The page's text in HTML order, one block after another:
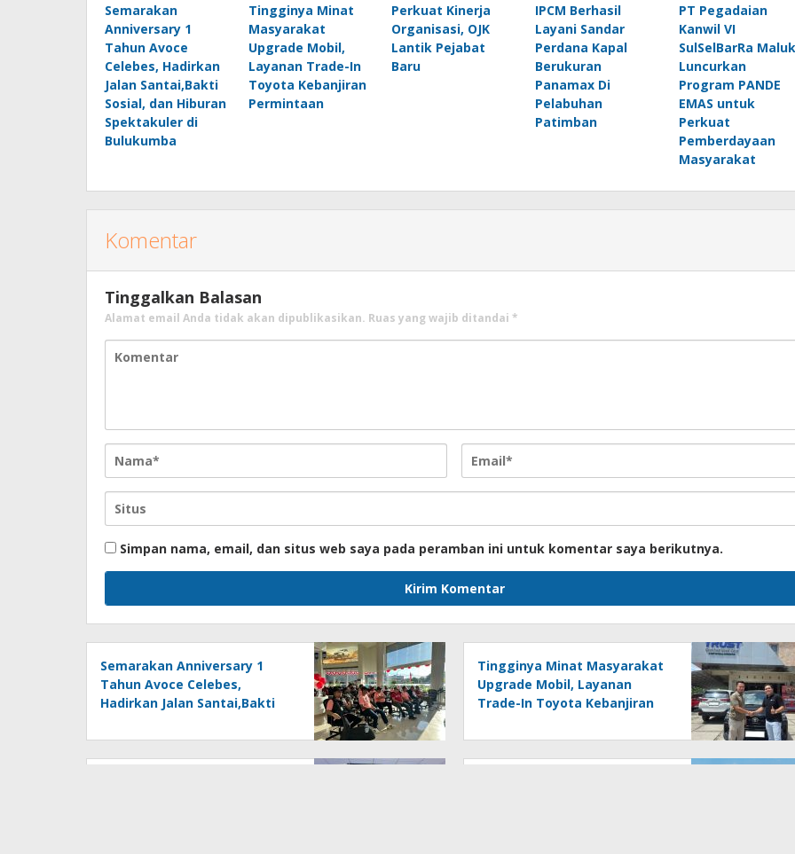
Semarakan
Anniversary 1
Tahun Avoce
Celebes, Hadirkan
Jalan Santai,Bakti
Sosial, dan Hiburan
Spektakuler di
Bulukumba
Tingginya Minat
Masyarakat
Upgrade Mobil,
Layanan Trade-In
Toyota Kebanjiran
Permintaan
Perkuat Kinerja
Organisasi, OJK
Lantik Pejabat
Baru
IPCM Berhasil
Layani Sandar
Perdana Kapal
Berukuran
Panamax Di
Pelabuhan
Patimban
PT Pegadaian
Kanwil VI
SulSelBarRa
Luncurkan
Program PANDE
EMAS untuk
Perkuat
Pemberdayaan
Masyarakat
Komentar
Tinggalkan Balasan
Alamat email Anda tidak akan dipublikasikan. Ruas yang wajib ditandai *
Simpan nama, email, dan situs web saya pada peramban ini untuk komentar saya berikutnya.
Semarakan Anniversary 1
Tahun Avoce Celebes,
Hadirkan Jalan Santai,Bakti
Spektakuler di Bulukumba
Tingginya Minat Masyarakat
Upgrade Mobil, Layanan
Trade-In Toyota Kebanjiran